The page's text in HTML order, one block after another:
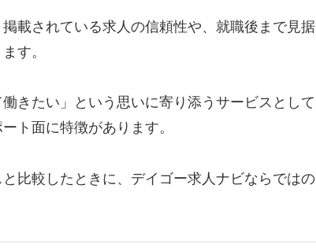
載されている求人の信頼性や、就職後まで見据
す。
きたい」という思いに寄り添うサービスとして
ト面に特徴があります。
比較したときに、デイゴー求人ナビならではの